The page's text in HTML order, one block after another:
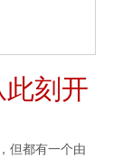
刻开
但都有一个由